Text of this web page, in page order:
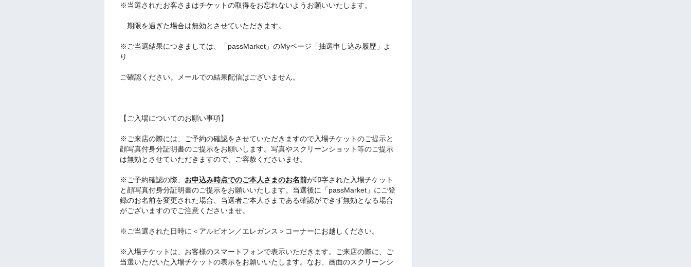
※当選されたお客さまはチケットの取得をお忘れないようお願いいたします。
期限を過ぎた場合は無効とさせていただきます。
※ご当選結果につきましては、「passMarket」のMyページ「抽選申し込み履歴」よ
り
ご確認ください。メールでの結果配信はございません。
【ご入場についてのお願い事項】
※ご来店の際には、ご予約の確認をさせていただきますので入場チケットのご提示と
顔写真付身分証明書のご提示をお願いします。写真やスクリーンショット等のご提示
は無効とさせていただきますので、ご容赦くださいませ。
※ご予約確認の際、 お申込み時点でのご本人さまのお名前が印字された入場チケット
と顔写真付身分証明書のご提示をお願いいたします。当選後に「passMarket」にご登
録のお名前を変更された場合、当選者ご本人さまである確認ができず無効となる場合
がございますのでご注意くださいませ。
※ご当選された日時に＜アルビオン／エレガンス＞コーナーにお越しください。
※入場チケットは、お客様のスマートフォンで表示いただきます。ご来店の際に、ご
当選いただいた入場チケットの表示をお願いいたします。なお、画面のスクリーンシ